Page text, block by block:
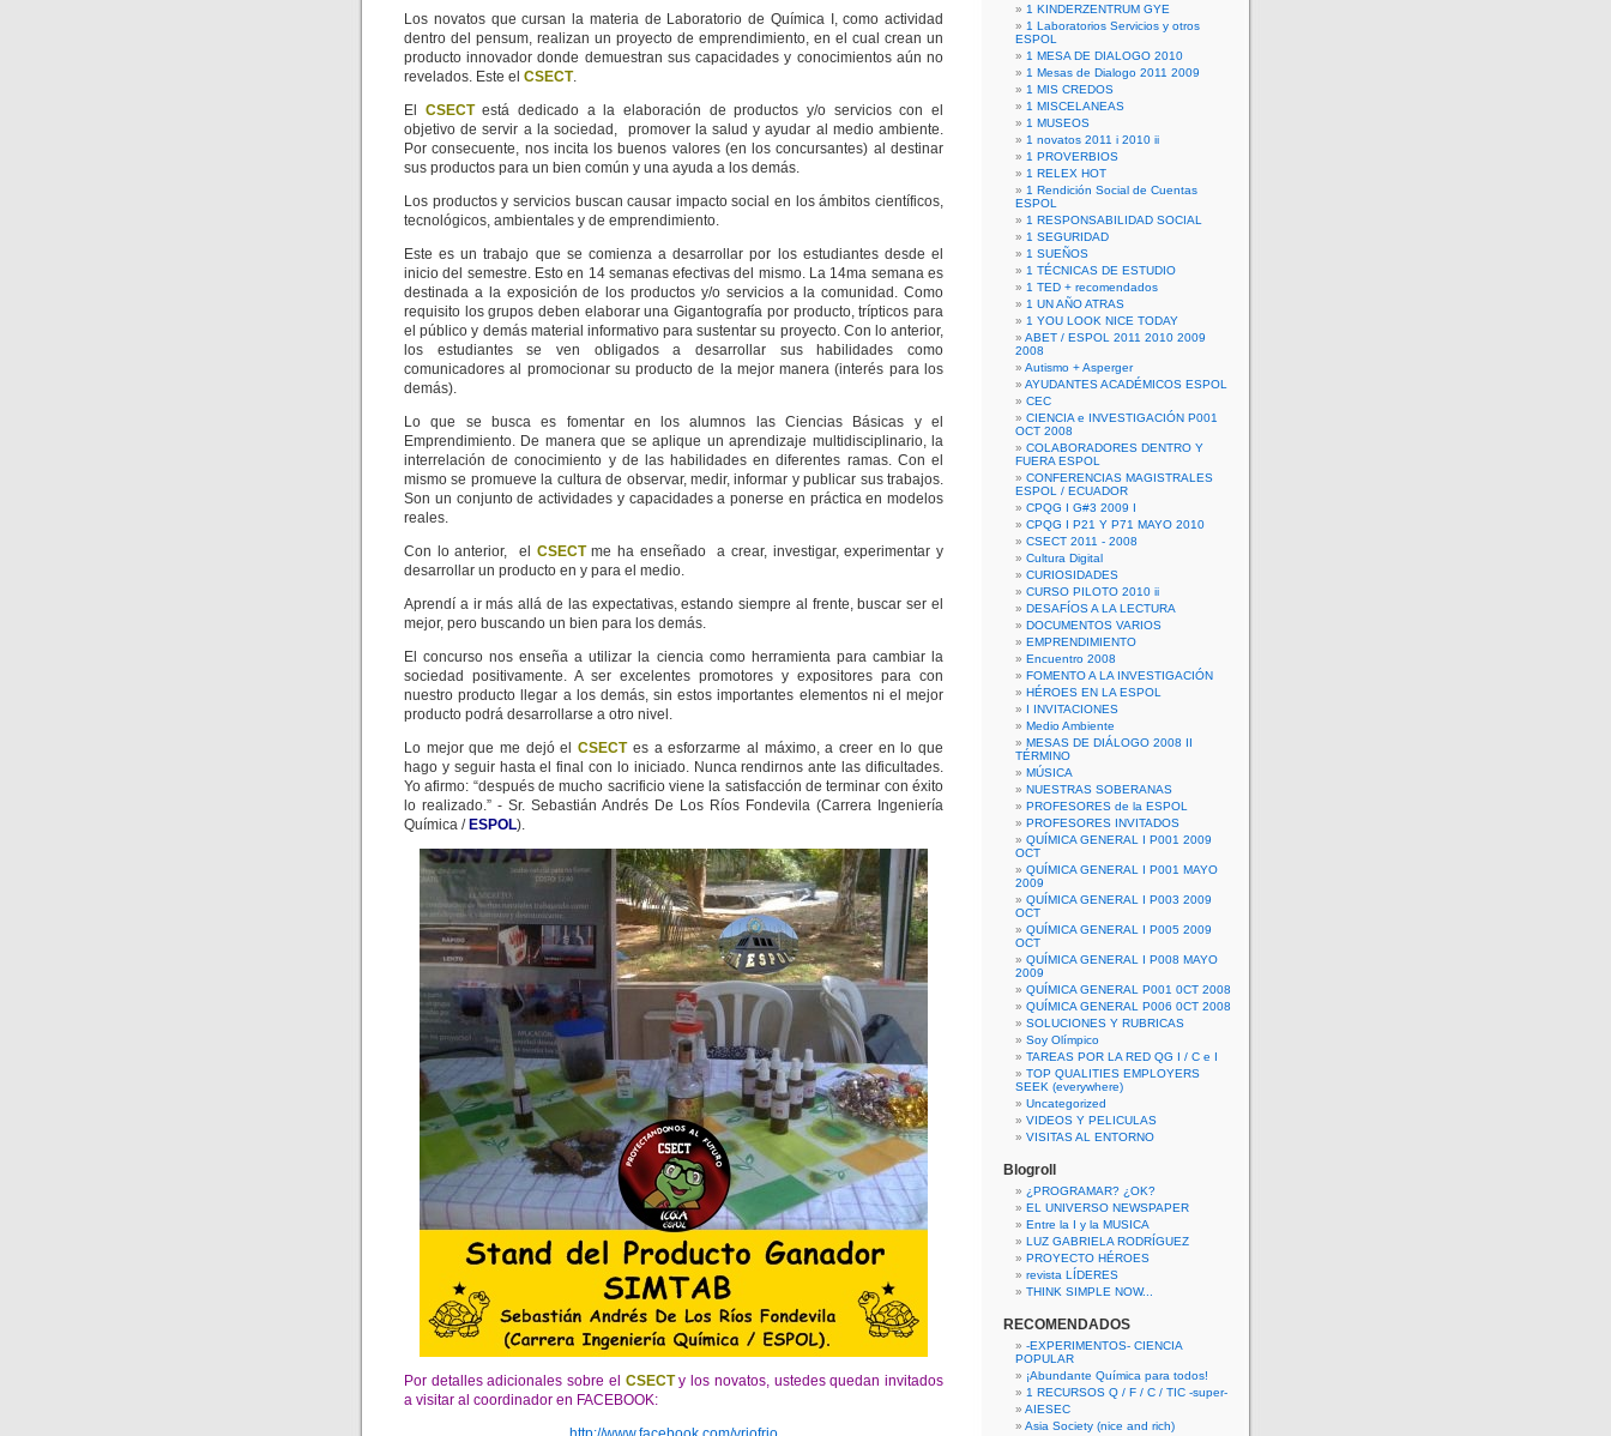
Los novatos que cursan la materia de Laboratorio de Química I, como actividad
dentro del pensum, realizan un proyecto de emprendimiento, en el cual crean un
producto innovador donde demuestran sus capacidades y conocimientos aún no
revelados. Este el CSECT.
El CSECTestá dedicado a la elaboración de productos y/o servicios con el
objetivo de servir a la sociedad, promover la salud y ayudar al medio ambiente.
Por consecuente, nos incita los buenos valores (en los concursantes) al destinar
sus productos para un bien común y una ayuda a los demás.
Los productos y servicios buscan causar impacto social en los ámbitos científicos,
tecnológicos, ambientales y de emprendimiento.
Este es un trabajo que se comienza a desarrollar por los estudiantes desde el
inicio del semestre. Esto en 14 semanas efectivas del mismo. La 14ma semana es
destinada a la exposición de los productos y/o servicios a la comunidad. Como
requisito los grupos deben elaborar una Gigantografía por producto, trípticos para
el público y demás material informativo para sustentar su proyecto. Con lo anterior,
los estudiantes se ven obligados a desarrollar sus habilidades como
comunicadores al promocionar su producto de la mejor manera (interés para los
demás).
Lo que se busca es fomentar en los alumnos las Ciencias Básicas y el
Emprendimiento. De manera que se aplique un aprendizaje multidisciplinario, la
interrelación de conocimiento y de las habilidades en diferentes ramas. Con el
mismo se promueve la cultura de observar, medir, informar y publicar sus trabajos.
Son un conjunto de actividades y capacidades a ponerse en práctica en modelos
reales.
Con lo anterior, el CSECTme ha enseñado a crear, investigar, experimentar y
desarrollar un producto en y para el medio.
Aprendí a ir más allá de las expectativas, estando siempre al frente, buscar ser el
mejor, pero buscando un bien para los demás.
El concurso nos enseña a utilizar la ciencia como herramienta para cambiar la
sociedad positivamente. A ser excelentes promotores y expositores para con
nuestro producto llegar a los demás, sin estos importantes elementos ni el mejor
producto podrá desarrollarse a otro nivel.
Lo mejor que me dejó elCSECTes a esforzarme al máximo, a creer en lo que
hago y seguir hasta el final con lo iniciado. Nunca rendirnos ante las dificultades.
Yo afirmo: “después de mucho sacrificio viene la satisfacción de terminar con éxito
lo realizado.” - Sr. Sebastián Andrés De Los Ríos Fondevila (Carrera Ingeniería
Química / ESPOL).
Por detalles adicionales sobre el CSECTy los novatos, ustedes quedan invitados
a visitar al coordinador en FACEBOOK:
1 KINDERZENTRUM GYE
1 Laboratorios Servicios y otros
ESPOL
1 MESA DE DIALOGO 2010
1 Mesas de Dialogo 2011 2009
1 MIS CREDOS
1 MISCELANEAS
1 MUSEOS
1 novatos 2011 i 2010 ii
1 PROVERBIOS
1 RELEX HOT
1 Rendición Social de Cuentas
ESPOL
1 RESPONSABILIDAD SOCIAL
1 SEGURIDAD
1 SUEÑOS
1 TÉCNICAS DE ESTUDIO
1 TED + recomendados
1 UN AÑO ATRAS
1 YOU LOOK NICE TODAY
ABET / ESPOL 2011 2010 2009
2008
Autismo + Asperger
AYUDANTES ACADÉMICOS ESPOL
CEC
CIENCIA e INVESTIGACIÓN P001
OCT 2008
COLABORADORES DENTRO Y
FUERA ESPOL
CONFERENCIAS MAGISTRALES
ESPOL / ECUADOR
CPQG I G#3 2009 I
CPQG I P21 Y P71 MAYO 2010
CSECT 2011 - 2008
Cultura Digital
CURIOSIDADES
CURSO PILOTO 2010 ii
DESAFÍOS A LA LECTURA
DOCUMENTOS VARIOS
EMPRENDIMIENTO
Encuentro 2008
FOMENTO A LA INVESTIGACIÓN
HÉROES EN LA ESPOL
I INVITACIONES
Medio Ambiente
MESAS DE DIÁLOGO 2008 II
TÉRMINO
MÚSICA
NUESTRAS SOBERANAS
PROFESORES de la ESPOL
PROFESORES INVITADOS
QUÍMICA GENERAL I P001 2009
OCT
QUÍMICA GENERAL I P001 MAYO
2009
QUÍMICA GENERAL I P003 2009
OCT
QUÍMICA GENERAL I P005 2009
OCT
QUÍMICA GENERAL I P008 MAYO
2009
QUÍMICA GENERAL P001 0CT 2008
QUÍMICA GENERAL P006 0CT 2008
SOLUCIONES Y RUBRICAS
Soy Olímpico
TAREAS POR LA RED QG I / C e I
TOP QUALITIES EMPLOYERS
SEEK (everywhere)
Uncategorized
VIDEOS Y PELICULAS
VISITAS AL ENTORNO
Blogroll
¿PROGRAMAR? ¿OK?
EL UNIVERSO NEWSPAPER
Entre la I y la MUSICA
LUZ GABRIELA RODRÍGUEZ
PROYECTO HÉROES
revista LÍDERES
THINK SIMPLE NOW...
RECOMENDADOS
-EXPERIMENTOS- CIENCIA
POPULAR
¡Abundante Química para todos!
1 RECURSOS Q / F / C / TIC -super-
AIESEC
Asia Society (nice and rich)